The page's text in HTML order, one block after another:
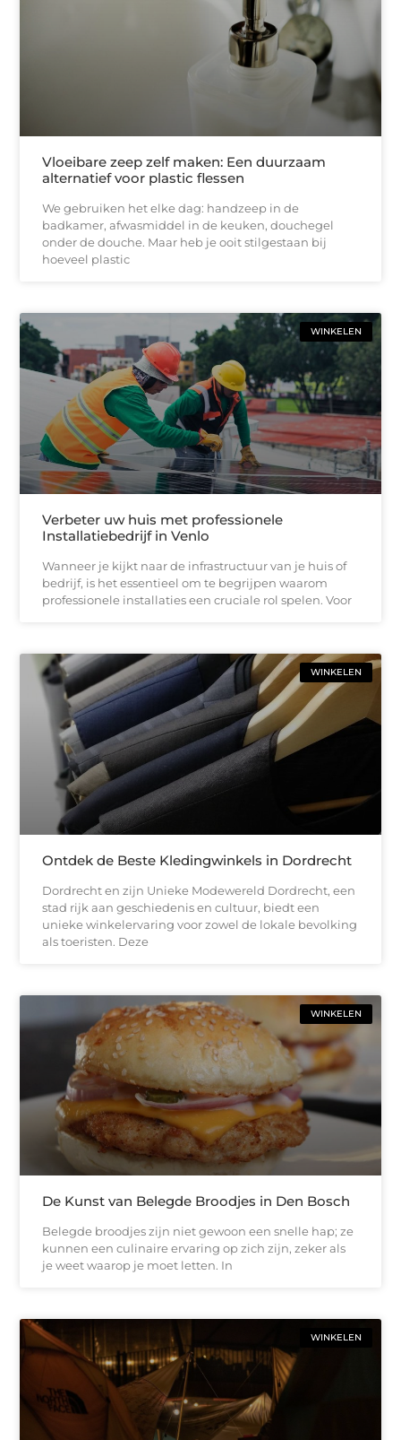
Vloeibare zeep zelf maken: Een duurzaam
alternatief voor plastic flessen
We gebruiken het elke dag: handzeep in de
badkamer, afwasmiddel in de keuken, douchegel
onder de douche. Maar heb je ooit stilgestaan bij
hoeveel plastic
WINKELEN
Verbeter uw huis met professionele
Installatiebedrijf in Venlo
Wanneer je kijkt naar de infrastructuur van je huis of
bedrijf, is het essentieel om te begrijpen waarom
professionele installaties een cruciale rol spelen. Voor
WINKELEN
Ontdek de Beste Kledingwinkels in Dordrecht
Dordrecht en zijn Unieke Modewereld Dordrecht, een
stad rijk aan geschiedenis en cultuur, biedt een
unieke winkelervaring voor zowel de lokale bevolking
als toeristen. Deze
WINKELEN
De Kunst van Belegde Broodjes in Den Bosch
Belegde broodjes zijn niet gewoon een snelle hap; ze
kunnen een culinaire ervaring op zich zijn, zeker als
je weet waarop je moet letten. In
WINKELEN